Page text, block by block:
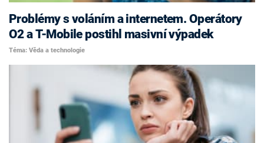
Problémy s voláním a internetem. Operátory
O2 a T-Mobile postihl masivní výpadek
Téma: Věda a technologie